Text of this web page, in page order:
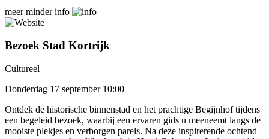
meer minderinfo
Bezoek Stad Kortrijk
Cultureel
Donderdag 17 september 10:00
Ontdek de historische binnenstad en het prachtige Begijnhof tijdens
een begeleid bezoek, waarbij een ervaren gids u meeneemt langs de
mooiste plekjes en verborgen parels. Na deze inspirerende ochtend